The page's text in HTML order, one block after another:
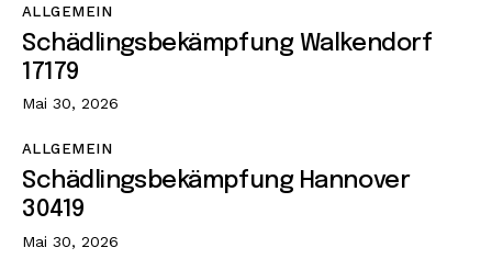
ALLGEMEIN
Schädlingsbekämpfung Walkendorf
17179
Mai 30, 2026
ALLGEMEIN
Schädlingsbekämpfung Hannover
30419
Mai 30, 2026